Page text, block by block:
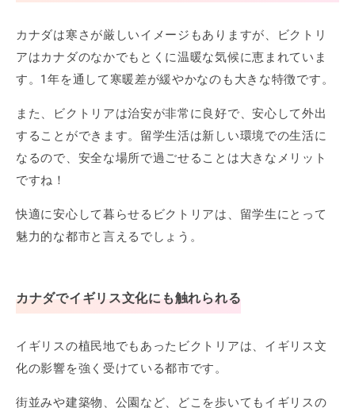
カナダは寒さが厳しいイメージもありますが、ビクトリ
アはカナダのなかでもとくに温暖な気候に恵まれていま
す。1年を通して寒暖差が緩やかなのも大きな特徴です。
また、ビクトリアは治安が非常に良好で、安心して外出
することができます。留学生活は新しい環境での生活に
なるので、安全な場所で過ごせることは大きなメリット
ですね！
快適に安心して暮らせるビクトリアは、留学生にとって
魅力的な都市と言えるでしょう。
カナダでイギリス文化にも触れられる
イギリスの植民地でもあったビクトリアは、イギリス文
化の影響を強く受けている都市です。
街並みや建築物、公園など、どこを歩いてもイギリスの